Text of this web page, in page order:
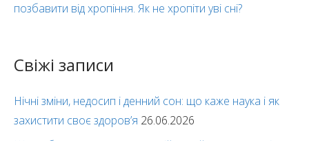
позбавити від хропіння. Як не хропіти уві сні?
Свіжі записи
Нічні зміни, недосип і денний сон: що каже наука і як
захистити своє здоров’я 26.06.2026